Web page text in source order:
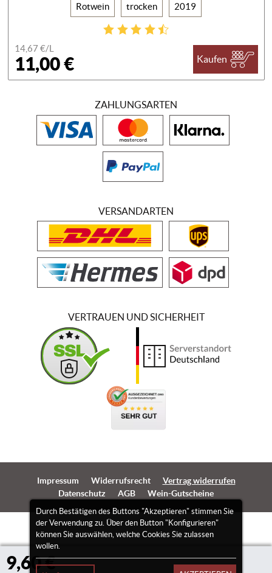
9,60 €
Rotwein trocken 2019
14,67 €/L
11,00 € Kaufen
Durch Bestätigen des Buttons "Akzeptieren" stimmen Sie
der Verwendung zu. Über den Button "Konfigurieren"
können Sie auswählen, welche Cookies Sie zulassen
wollen.
ZAHLUNGSARTEN
VERSANDARTEN
VERTRAUEN UND SICHERHEIT
Impressum Widerrufsrecht
Vertrag widerrufen
Datenschutz
AGB Wein-Gutscheine